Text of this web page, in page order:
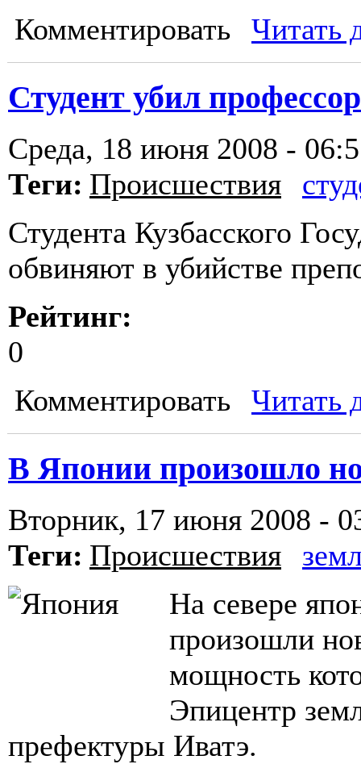
Комментировать
Читать
Студент убил
Среда, 18 июня 2008 -
Теги: Происшествия
Студента Кузбасского
обвиняют в убийстве
Рейтинг:
0
Комментировать
Читать
В Японии произошло
Вторник, 17 июня 2008 -
Теги: Происшествия
На севере
произошли
мощность
Эпицентр
префектуры Иватэ.